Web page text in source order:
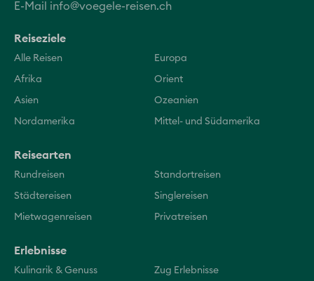
E-Mail info@voegele-reisen.ch
Reiseziele
Alle Reisen Europa
Afrika Orient
Asien Ozeanien
Nordamerika Mittel- und Südamerika
Reisearten
Rundreisen Standortreisen
Städtereisen Singlereisen
Mietwagenreisen Privatreisen
Erlebnisse
Kulinarik & Genuss Zug Erlebnisse